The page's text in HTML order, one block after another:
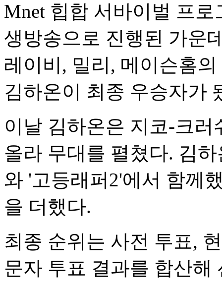
Mnet 힙합 서바이벌 프
생방송으로 진행된 가운
레이비, 밀리, 메이슨홈
김하온이 최종 우승자가
이날 김하온은 지코-크
올라 무대를 펼쳤다. 김
와 '고등래퍼2'에서 함께
을 더했다.
최종 순위는 사전 투표,
문자 투표 결과를 합산해